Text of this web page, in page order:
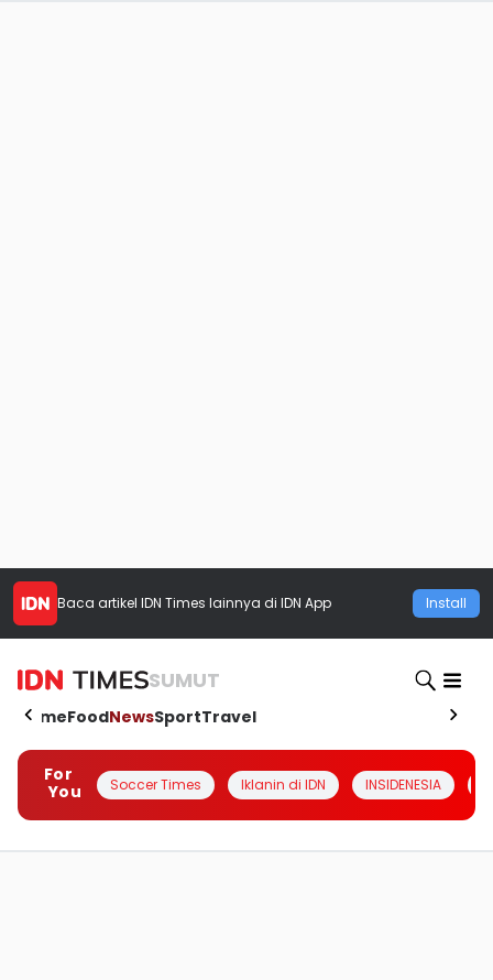
Baca artikel IDN Times lainnya di IDN App Install
SUMUT
HomeFoodNewsSportTravel
For
You
Soccer Times Iklanin di IDN INSIDENESIA